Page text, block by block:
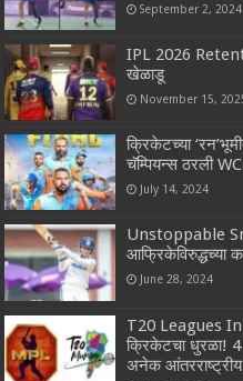
September 2, 2024
IPL 2026
खेळाडू
November 15,
क्रिकेटच्या
चॅम्पियन्स ठरली
July 14, 2024
Unstoppable
आफ्रिकेविरुद्धच्या
June 28, 2024
T20 Leagues In
क्रिकेटचा धुरळा!
अनेक